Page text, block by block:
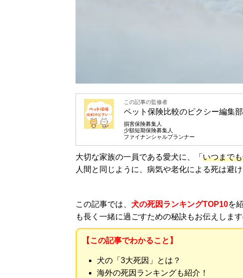
この記事の監修者
ペット保険比較のピクシー編集部
損害保険募集人
少額短期保険募集人
ファイナンシャルプランナー
大切な家族の一員である愛犬に、「 いつまで
人間と同じように、病気や老化による死は避け
この記事では、 犬の死因ランキングTOP10を
も長く一緒に過ごすための秘訣もお伝えしま
【この記事でわかること】
犬の「3大死因」とは？
海外の死因ランキングも紹介！